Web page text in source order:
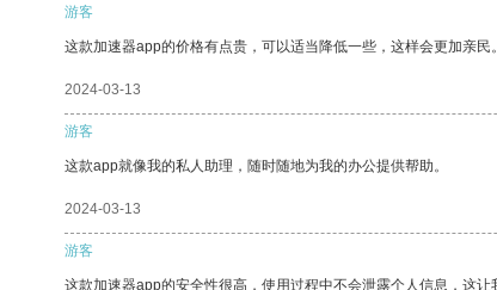
游客
这款加速器app的价格有点贵，可以适当降低一些，这样会更加亲民。
2024-03-13
游客
这款app就像我的私人助理，随时随地为我的办公提供帮助。
2024-03-13
游客
这款加速器app的安全性很高，使用过程中不会泄露个人信息，这